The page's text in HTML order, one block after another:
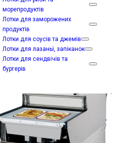
морепродуктів
Лотки для заморожених
продуктів
Лотки для соусів та джемів
Лотки для лазаньї, запіканок
Лотки для сендвічів та
бургерів